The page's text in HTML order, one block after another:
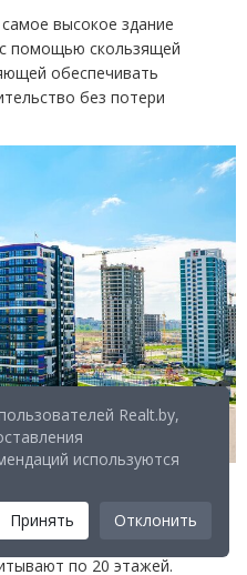
высокое здание
помощью скользящей
обеспечивать
без потери
башней достигло 40!
— самое высокое здание
по обе
по 20 этажей.
Realt.by,
используются
Принять Отклонить